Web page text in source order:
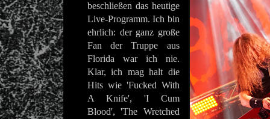
beschließen das heutige
Live-Programm. Ich bin
ehrlich: der ganz große
Fan der Truppe aus
Florida war ich nie.
Klar, ich mag halt die
Hits wie 'Fucked With
A Knife', 'I Cum
Blood', 'The Wretched